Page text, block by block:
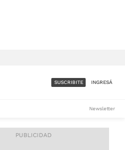
ACCESO FULL - $1.800/MES
SUSCRIBITE INGRESÁ
Newsletter